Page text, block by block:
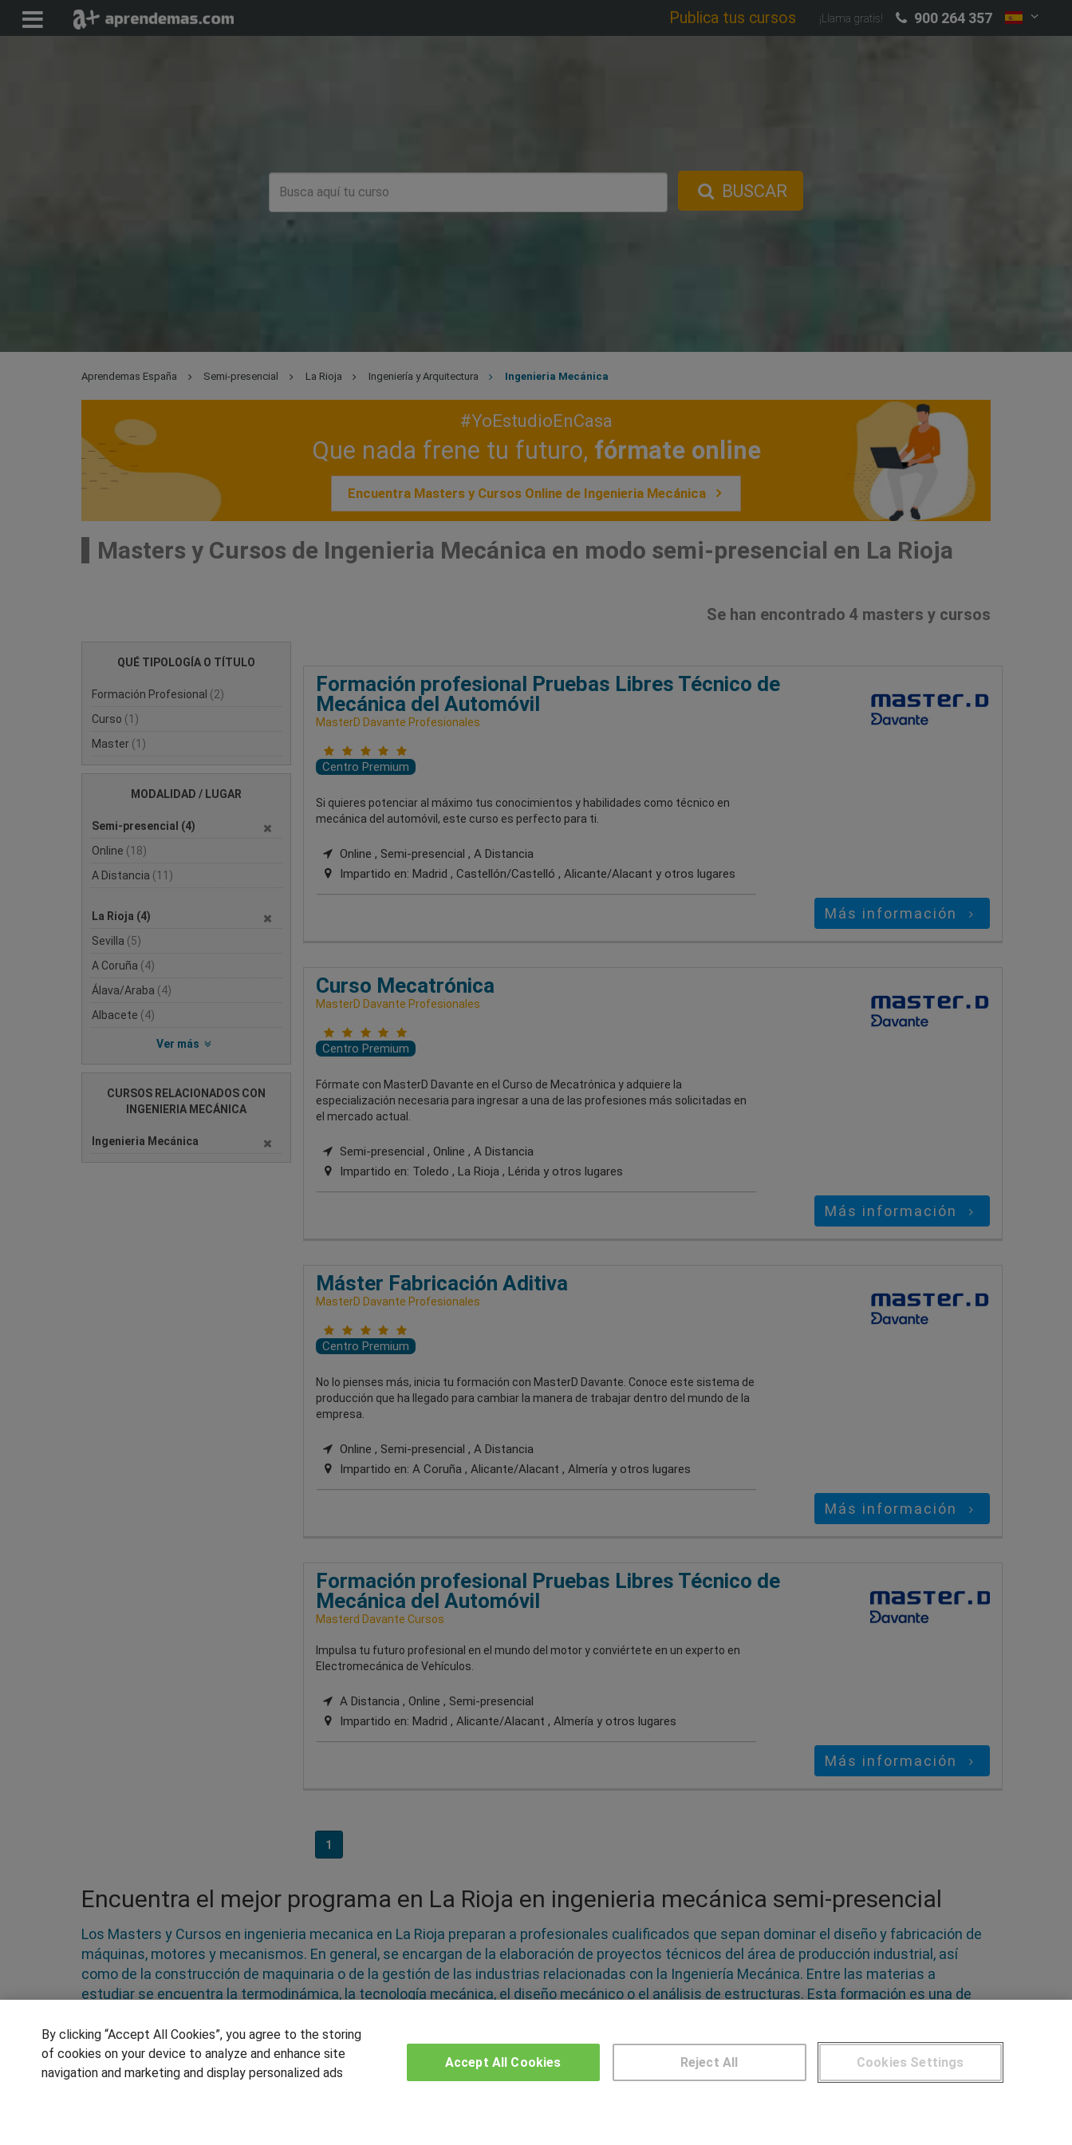
Publica tus cursos ¡Llama gratis! 900 264 357
BUSCAR
Aprendemas España Semi-presencial La Rioja Ingeniería y Arquitectura Ingenieria Mecánica
#YoEstudioEnCasa
Que nada frene tu futuro, fórmate online
Encuentra Masters y Cursos Online de Ingenieria Mecánica
Masters y Cursos de Ingenieria Mecánica en modo semi-presencial en La Rioja
Se han encontrado 4 masters y cursos
QUÉ TIPOLOGÍA O TÍTULO
Formación Profesional (2)
Curso (1)
Master (1)
MODALIDAD / LUGAR
Semi-presencial (4)
Online (18)
A Distancia (11)
La Rioja (4)
Sevilla (5)
A Coruña (4)
Álava/Araba (4)
Albacete (4)
Ver más
CURSOS RELACIONADOS CON
INGENIERIA MECÁNICA
Ingenieria Mecánica
Formación profesional Pruebas Libres Técnico de
Mecánica del Automóvil
MasterD Davante Profesionales
Centro Premium
Si quieres potenciar al máximo tus conocimientos y habilidades como técnico en
mecánica del automóvil, este curso es perfecto para ti.
Online , Semi-presencial , A Distancia
Impartido en: Madrid , Castellón/Castelló , Alicante/Alacant y otros lugares
Más información
Curso Mecatrónica
MasterD Davante Profesionales
Centro Premium
Fórmate con MasterD Davante en el Curso de Mecatrónica y adquiere la
especialización necesaria para ingresar a una de las profesiones más solicitadas en
el mercado actual.
Semi-presencial , Online , A Distancia
Impartido en: Toledo , La Rioja , Lérida y otros lugares
Más información
Máster Fabricación Aditiva
MasterD Davante Profesionales
Centro Premium
No lo pienses más, inicia tu formación con MasterD Davante. Conoce este sistema de
producción que ha llegado para cambiar la manera de trabajar dentro del mundo de la
empresa.
Online , Semi-presencial , A Distancia
Impartido en: A Coruña , Alicante/Alacant , Almería y otros lugares
Más información
Formación profesional Pruebas Libres Técnico de
Mecánica del Automóvil
Masterd Davante Cursos
Impulsa tu futuro profesional en el mundo del motor y conviértete en un experto en
Electromecánica de Vehículos.
A Distancia , Online , Semi-presencial
Impartido en: Madrid , Alicante/Alacant , Almería y otros lugares
Más información
1
Encuentra el mejor programa en La Rioja en ingenieria mecánica semi-presencial
Los Masters y Cursos en ingenieria mecanica en La Rioja preparan a profesionales cualificados que sepan dominar el diseño y fabricación de
máquinas, motores y mecanismos. En general, se encargan de la elaboración de proyectos técnicos del área de producción industrial, así
como de la construcción de maquinaria o de la gestión de las industrias relacionadas con la Ingeniería Mecánica. Entre las materias a
estudiar se encuentra la termodinámica, la tecnología mecánica, el diseño mecánico o el análisis de estructuras. Esta formación es una de
Masters y Cursos en ingenieria mecanica en La Rioja para encontrar específicamente el que más te conviene
By clicking “Accept All Cookies”, you agree to the storing
of cookies on your device to analyze and enhance site
navigation and marketing and display personalized ads
Cookies Settings
Reject All
Accept All Cookies